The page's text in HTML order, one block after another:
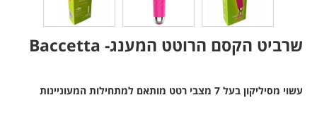
שרביט הקסם הרוטט המענג- Baccetta
עשוי מסיליקון בעל 7 מצבי רטט מותאם למתחילות המעוניינות